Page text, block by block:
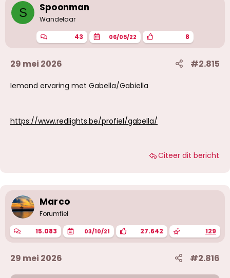
S Spoonman
Wandelaar
43 06/05/22 8
29 mei 2026 #2.815
Iemand ervaring met Gabella/Gabiella
https://www.redlights.be/profiel/gabella/
Citeer dit bericht
Marco
Forumfiel
15.083 03/10/21 27.642 129
29 mei 2026 #2.816